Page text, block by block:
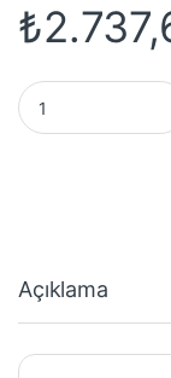
₺
Alüminyum Kutu
Açıklama